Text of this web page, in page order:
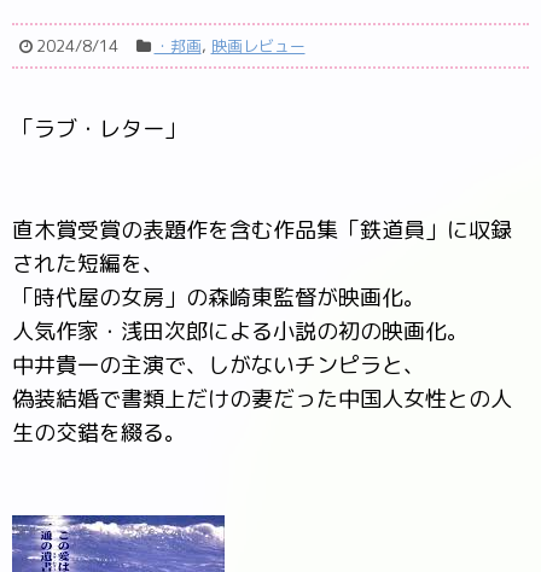
2024/8/14 ・邦画, 映画レビュー
「ラブ・レター」
直木賞受賞の表題作を含む作品集「鉄道員」に収録
された短編を、
「時代屋の女房」の森崎東監督が映画化。
人気作家・浅田次郎による小説の初の映画化。
中井貴一の主演で、しがないチンピラと、
偽装結婚で書類上だけの妻だった中国人女性との人
生の交錯を綴る。